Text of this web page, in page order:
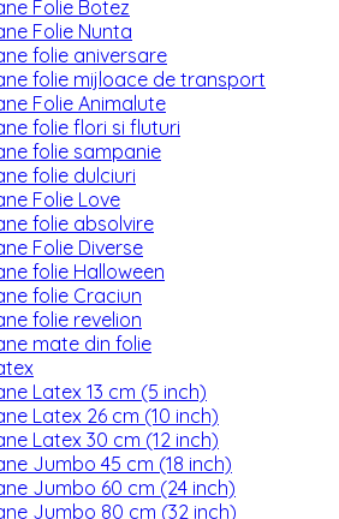
Folie Botez
Folie Nunta
folie aniversare
folie mijloace de transport
Folie Animalute
folie flori si fluturi
folie sampanie
folie dulciuri
Folie Love
folie absolvire
Folie Diverse
folie Halloween
folie Craciun
folie revelion
mate din folie
Latex 13 cm (5 inch)
Latex 26 cm (10 inch)
Latex 30 cm (12 inch)
Jumbo 45 cm (18 inch)
Jumbo 60 cm (24 inch)
Jumbo 80 cm (32 inch)